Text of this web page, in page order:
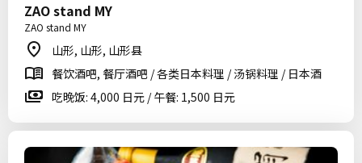
ZAO stand MY
ZAO stand MY
山形, 山形, 山形县
餐饮酒吧, 餐厅酒吧 / 各类日本料理 / 汤锅料理 / 日本酒
吃晚饭: 4,000 日元 / 午餐: 1,500 日元